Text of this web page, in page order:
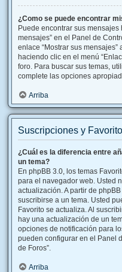
¿Como se puede encontrar
Puede encontrar sus
mensajes” en el Panel de
enlace “Mostrar sus
haciendo clic en el menú
foro. Para buscar sus temas,
complete las opciones
Arriba
Suscripciones y
¿Cuál es la diferencia entre
un tema?
En phpBB 3.0, los temas
para el navegador web. Usted
actualización. A partir de
suscribirse a un tema. Usted
Favorito se actualiza. Al
hay una actualización de un
opciones de notificación para
pueden configurar en el Panel
de Foros”.
Arriba